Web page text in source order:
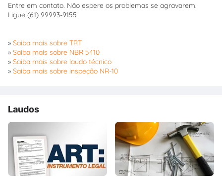
Entre em contato. Não espere os problemas se agravarem.
Ligue (61) 99993-9155
» Saiba mais sobre TRT
» Saiba mais sobre NBR 5410
» Saiba mais sobre laudo técnico
» Saiba mais sobre inspeção NR-10
Laudos